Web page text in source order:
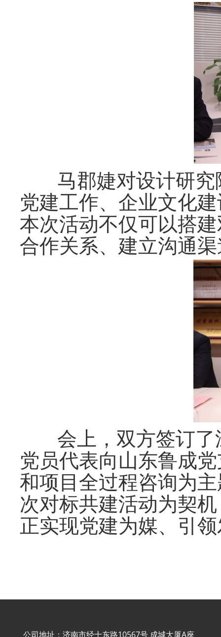
马郡婕对设计研究
党建工作、企业文化
本次活动不仅可以搭
合作关系、建立沟通
会上，双方签订了
党员代表向山东鲁成
和项目全过程咨询为
次对标共建活动为契
正实现党建为媒、引
公司地址：济南市经十东路10567号 成城大厦A座